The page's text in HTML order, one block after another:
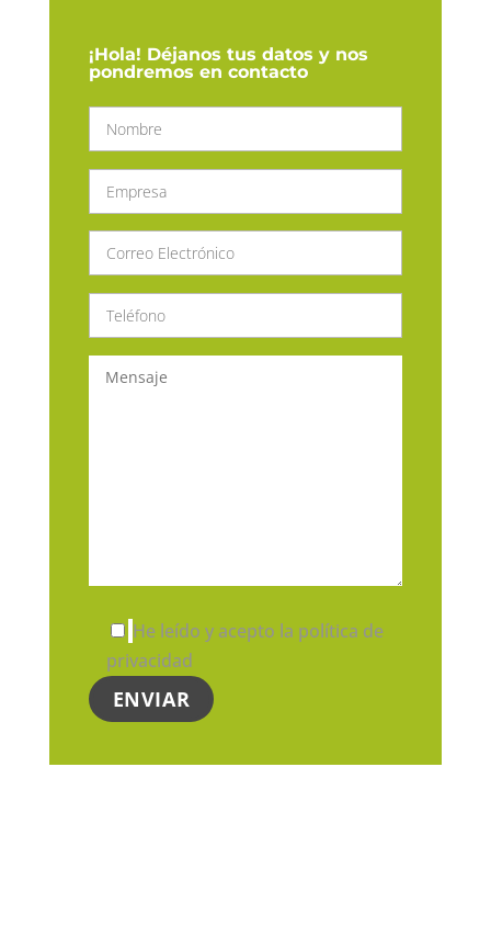
¡Hola! Déjanos tus datos y nos
pondremos en contacto
He leído y acepto la política de
privacidad